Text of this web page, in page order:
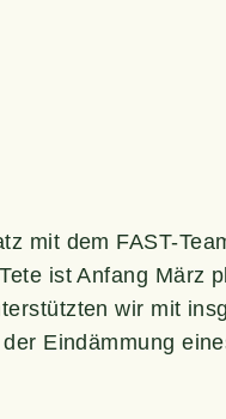
mit dem FAST-
ist Anfang März
wir mit
Ein­däm­mung